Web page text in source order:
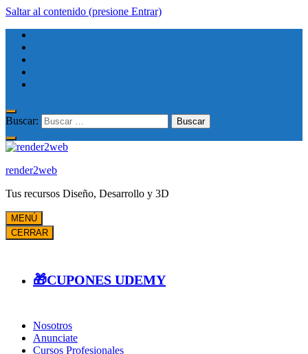
Saltar al contenido (presione Entrar)
Buscar:
render2web
Tus recursos Diseño, Desarrollo y 3D
MENÚ
CERRAR
🎁CUPONES UDEMY
Nosotros
Anunciate
Cursos Profesionales